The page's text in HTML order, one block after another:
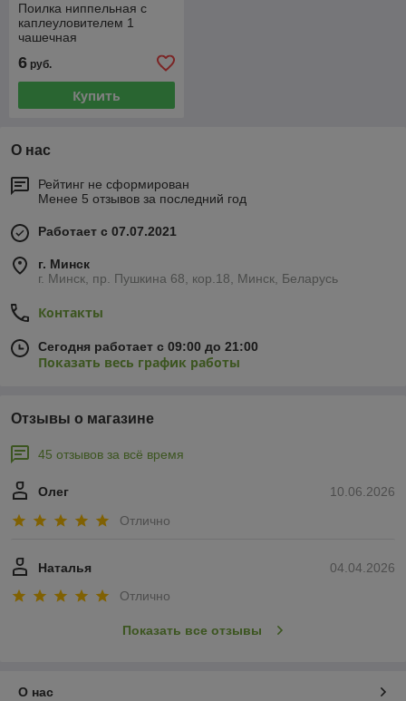
Поилка ниппельная с
каплеуловителем 1
чашечная
6 руб.
Купить
О нас
Рейтинг не сформирован
Менее 5 отзывов за последний год
Работает с 07.07.2021
г. Минск
г. Минск, пр. Пушкина 68, кор.18, Минск, Беларусь
Контакты
Сегодня работает с 09:00 до 21:00
Показать весь график работы
Отзывы о магазине
45 отзывов за всё время
10.06.2026
Олег
Отлично
04.04.2026
Наталья
Отлично
Показать все отзывы
О нас